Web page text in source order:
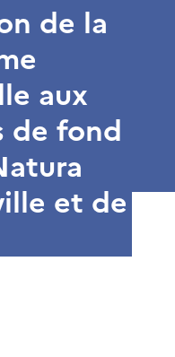
de la
aux
de fond
et de